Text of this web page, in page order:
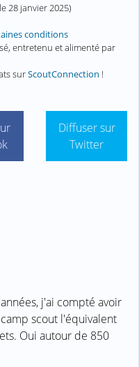
28 janvier 2025)
conditions
entretenu et alimenté par
surScoutConnection !
Diffuser sur
Twitter
j'ai compté avoir
scout l'équivalent
Oui autour de 850